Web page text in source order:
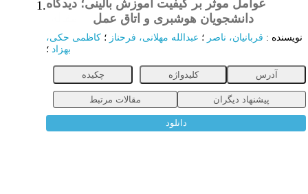
1.عوامل موثر بر کیفیت آموزش بالینی؛ دیدگاه
دانشجویان هوشبری و اتاق عمل
نویسنده : قربانیان، ناصر ؛ عبدالله مهلانی، فرحناز ؛ کاظمی حکی،
بهزاد ؛
چکیده کلیدواژه آدرس
مقالات مرتبط پیشنهاد دیگران
دانلود